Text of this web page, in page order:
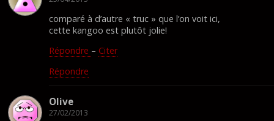
comparé à d’autre « truc » que l’on voit ici,
cette kangoo est plutôt jolie!
Répondre – Citer
Répondre
Olive
27/02/2013